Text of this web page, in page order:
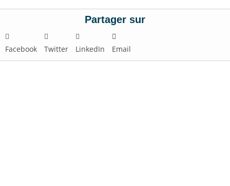
Partager sur
Facebook Twitter LinkedIn Email